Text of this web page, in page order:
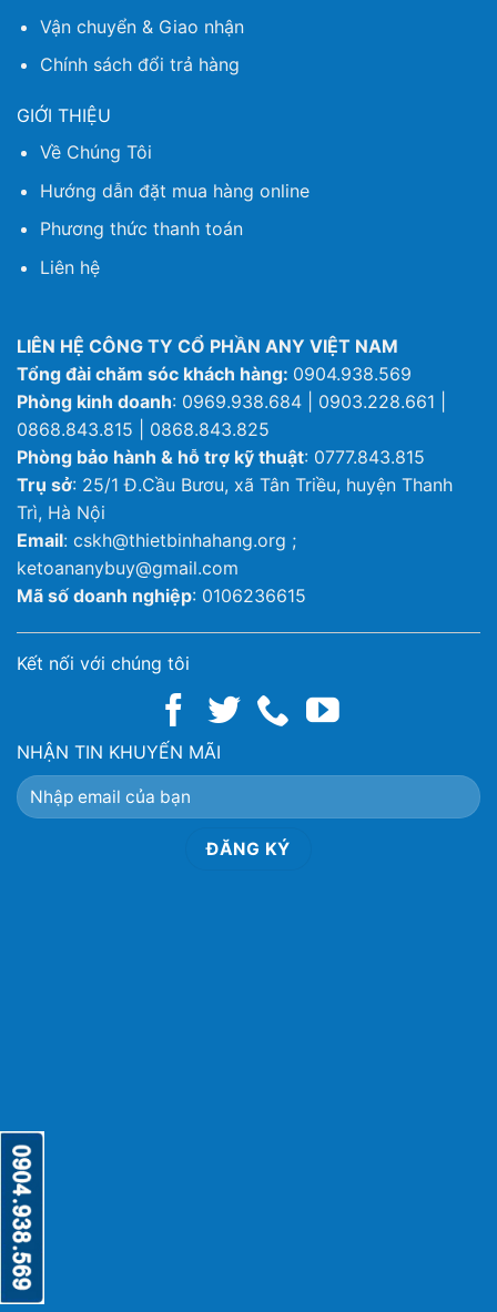
Vận chuyển & Giao nhận
Chính sách đổi trả hàng
GIỚI THIỆU
Về Chúng Tôi
Hướng dẫn đặt mua hàng online
Phương thức thanh toán
Liên hệ
LIÊN HỆ CÔNG TY CỔ PHẦN ANY VIỆT NAM
Tổng đài chăm sóc khách hàng: 0904.938.569
Phòng kinh doanh: 0969.938.684 | 0903.228.661 |
0868.843.815 | 0868.843.825
Phòng bảo hành & hỗ trợ kỹ thuật: 0777.843.815
Trụ sở: 25/1 Đ.Cầu Bươu, xã Tân Triều, huyện Thanh
Trì, Hà Nội
Email: cskh@thietbinhahang.org ;
ketoananybuy@gmail.com
Mã số doanh nghiệp: 0106236615
Kết nối với chúng tôi
NHẬN TIN KHUYẾN MÃI